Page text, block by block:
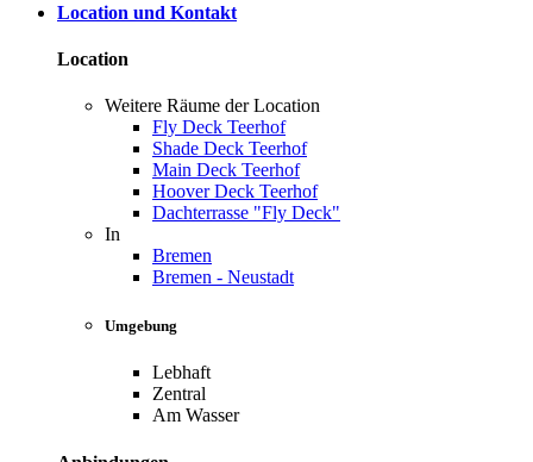
Location und Kontakt
Location
Weitere Räume der Location
Fly Deck Teerhof
Shade Deck Teerhof
Main Deck Teerhof
Hoover Deck Teerhof
Dachterrasse "Fly Deck"
In
Bremen
Bremen - Neustadt
Umgebung
Lebhaft
Zentral
Am Wasser